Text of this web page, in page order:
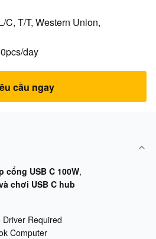
C, T/T, Western Union,
day
cầu ngay
cổng USB C 100W,
chơi USB C hub
Driver Required
Computer